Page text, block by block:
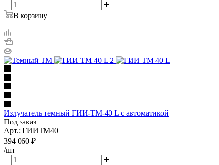
В корзину
Излучатель темный ГИИ-ТМ-40 L с автоматикой
Под заказ
Арт.: ГИИТМ40
394 060 ₽
/шт